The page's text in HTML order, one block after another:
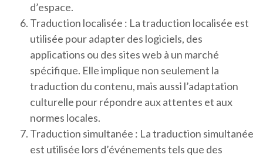
d’espace.
Traduction localisée : La traduction localisée est
utilisée pour adapter des logiciels, des
applications ou des sites web à un marché
spécifique. Elle implique non seulement la
traduction du contenu, mais aussi l’adaptation
culturelle pour répondre aux attentes et aux
normes locales.
Traduction simultanée : La traduction simultanée
est utilisée lors d’événements tels que des